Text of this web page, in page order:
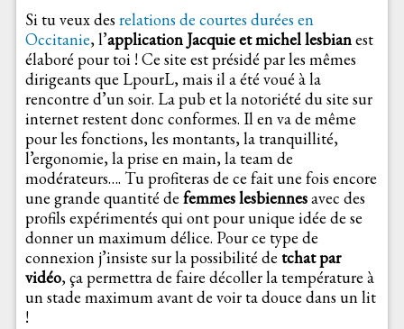
Si tu veux des relations de courtes durées en
Occitanie, l’application Jacquie et michel lesbianest
élaboré pour toi ! Ce site est présidé par les mêmes
dirigeants que LpourL, mais il a été voué à la
rencontre d’un soir. La pub et la notoriété du site sur
internet restent donc conformes. Il en va de même
pour les fonctions, les montants, la tranquillité,
l’ergonomie, la prise en main, la team de
modérateurs…. Tu profiteras de ce fait une fois encore
une grande quantité de femmes lesbiennesavec des
profils expérimentés qui ont pour unique idée de se
donner un maximum délice. Pour ce type de
connexion j’insiste sur la possibilité de tchat par
vidéo, ça permettra de faire décoller la température à
un stade maximum avant de voir ta douce dans un lit
!